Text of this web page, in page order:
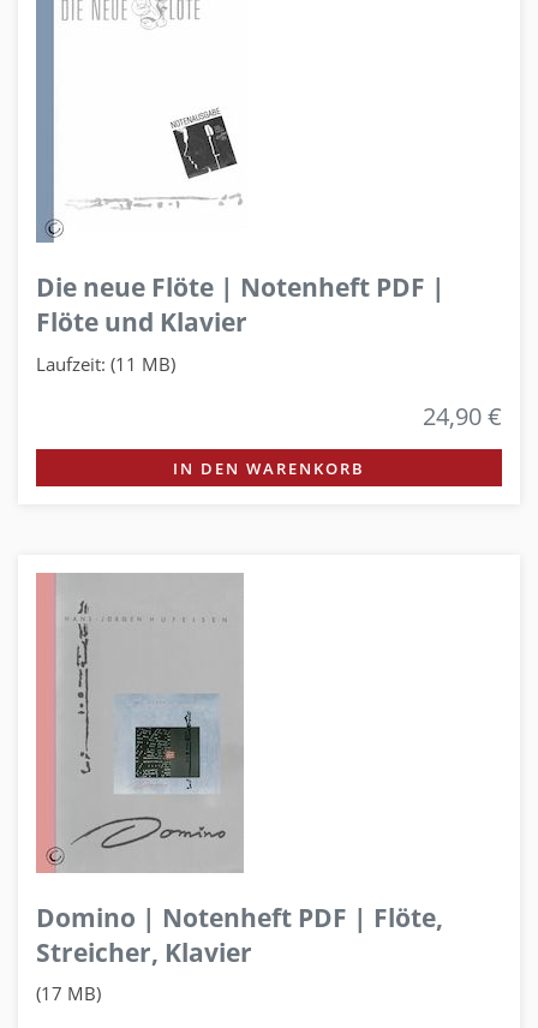
Die neue Flöte | Notenheft PDF |
Flöte und Klavier
Laufzeit: (11 MB)
24,90 €
IN DEN WARENKORB
Domino | Notenheft PDF | Flöte,
Streicher, Klavier
(17 MB)